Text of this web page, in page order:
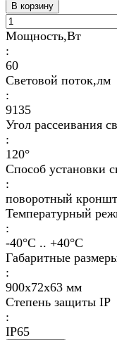
В корзину
Мощность,Вт
:
60
Световой поток,лм
:
9135
Угол рассеивания
:
120°
Способ установки
:
поворотный
Температурный
:
-40°С .. +40°C
Габаритные
:
900х72х63 мм
Степень защиты IP
:
IP65